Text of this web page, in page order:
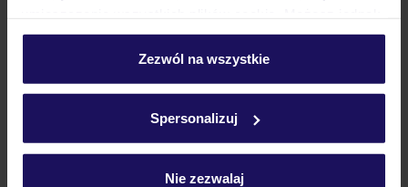
personalizować swój wybór wchodząc w zakładkę
Szczegółowe informacje o plikach cookie znajdziesz
Zezwól na wszystkie
Spersonalizuj
Nie zezwalaj